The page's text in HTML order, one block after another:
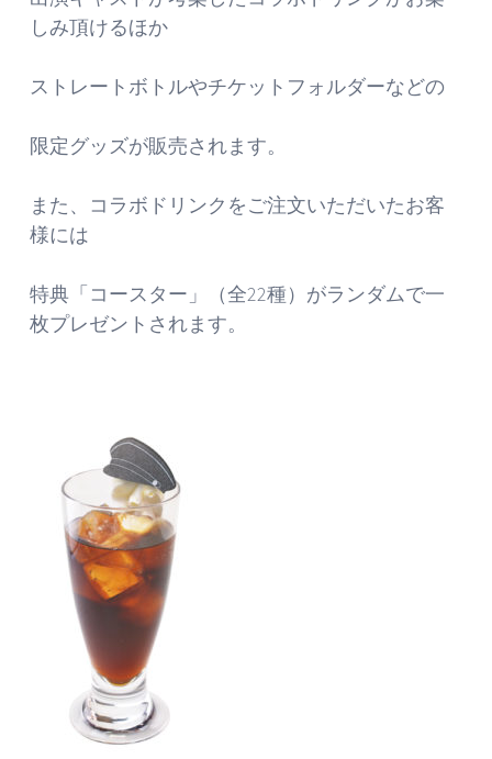
しみ頂けるほか
ストレートボトルやチケットフォルダーなどの
限定グッズが販売されます。
また、コラボドリンクをご注文いただいたお客
様には
特典「コースター」（全22種）がランダムで一
枚プレゼントされます。